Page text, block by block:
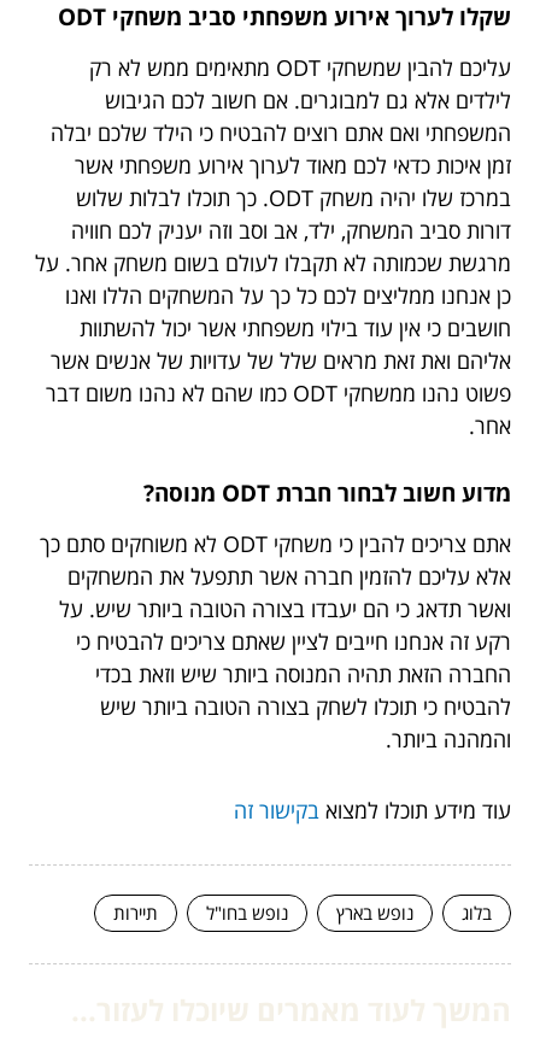
שקלו לערוך אירוע משפחתי סביב משחקי ODT
עליכם להבין שמשחקי ODT מתאימים ממש לא רק
לילדים אלא גם למבוגרים. אם חשוב לכם הגיבוש
המשפחתי ואם אתם רוצים להבטיח כי הילד שלכם יבלה
זמן איכות כדאי לכם מאוד לערוך אירוע משפחתי אשר
במרכז שלו יהיה משחק ODT. כך תוכלו לבלות שלוש
דורות סביב המשחק, ילד, אב וסב וזה יעניק לכם חוויה
מרגשת שכמותה לא תקבלו לעולם בשום משחק אחר. על
כן אנחנו ממליצים לכם כל כך על המשחקים הללו ואנו
חושבים כי אין עוד בילוי משפחתי אשר יכול להשתוות
אליהם ואת זאת מראים שלל של עדויות של אנשים אשר
פשוט נהנו ממשחקי ODT כמו שהם לא נהנו משום דבר
אחר.
מדוע חשוב לבחור חברת ODT מנוסה?
אתם צריכים להבין כי משחקי ODT לא משוחקים סתם כך
אלא עליכם להזמין חברה אשר תתפעל את המשחקים
ואשר תדאג כי הם יעבדו בצורה הטובה ביותר שיש. על
רקע זה אנחנו חייבים לציין שאתם צריכים להבטיח כי
החברה הזאת תהיה המנוסה ביותר שיש וזאת בכדי
להבטיח כי תוכלו לשחק בצורה הטובה ביותר שיש
והמהנה ביותר.
עוד מידע תוכלו למצוא בקישור זה
בלוג נופש בארץ נופש בחו"ל תיירות
המשך לעוד מאמרים שיוכלו לעזור...